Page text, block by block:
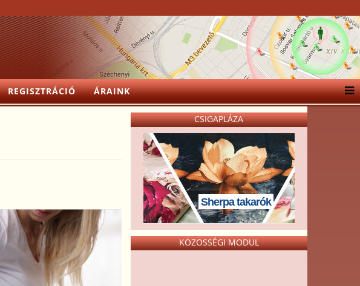
REGISZTRÁCIÓ ÁRAINK
CSIGAPLÁZA
Sherpa takarók
KÖZÖSSÉGI MODUL